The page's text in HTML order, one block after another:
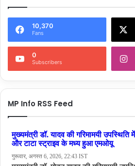
10,370
Fans
0
Subscribers
MP Info RSS Feed